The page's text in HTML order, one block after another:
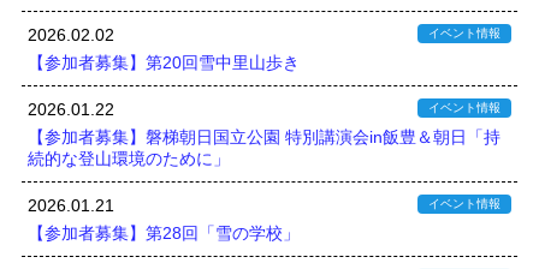
2026.02.02 イベント情報
【参加者募集】第20回雪中里山歩き
2026.01.22 イベント情報
【参加者募集】磐梯朝日国立公園 特別講演会in飯豊＆朝日「持
続的な登山環境のために」
2026.01.21 イベント情報
【参加者募集】第28回「雪の学校」